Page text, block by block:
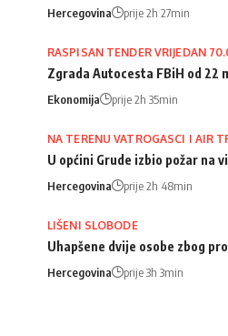
Hercegovina prije 2h 27min
RASPISAN TENDER VRIJEDAN
Zgrada Autocesta FBiH od 22
Ekonomija prije 2h 35min
NA TERENU VATROGASCI I AIR
U općini Grude izbio požar na
Hercegovina prije 2h 48min
LIŠENI SLOBODE
Uhapšene dvije osobe zbog
Hercegovina prije 3h 3min